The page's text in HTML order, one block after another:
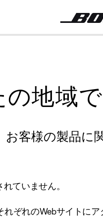
の地域
客様の製品に
ていません。
ぞれのWebサイトに